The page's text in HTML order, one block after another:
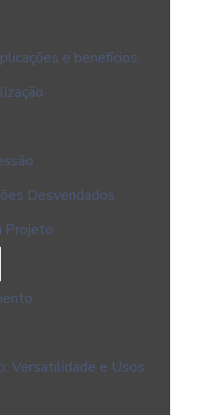
e benefícios.
Desvendados
Projeto
Versatilidade e Usos